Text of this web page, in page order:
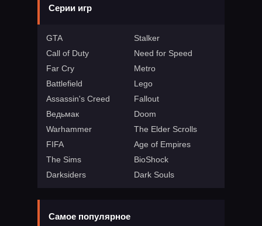
Серии игр
GTA
Stalker
Call of Duty
Need for Speed
Far Cry
Metro
Battlefield
Lego
Assassin's Creed
Fallout
Ведьмак
Doom
Warhammer
The Elder Scrolls
FIFA
Age of Empires
The Sims
BioShock
Darksiders
Dark Souls
Самое популярное